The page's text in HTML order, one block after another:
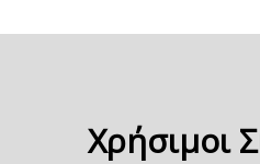
Χρήσιμοι